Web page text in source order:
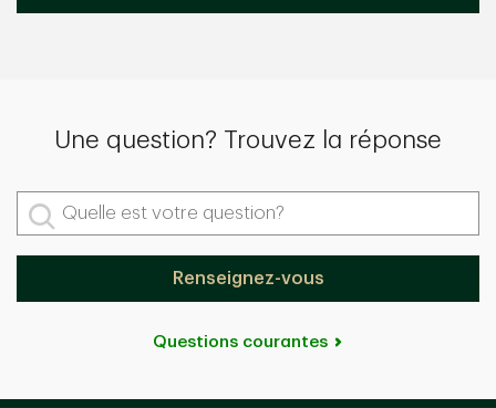
Une question? Trouvez la réponse
Quelle est votre question?
Renseignez-vous
Questions courantes